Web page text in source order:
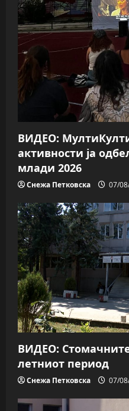
a
t
i
o
n
ВИДЕО:
активности ја
млади 2026
Снежа Петковска 07/
ВИДЕО:
летниот период
Снежа Петковска 07/